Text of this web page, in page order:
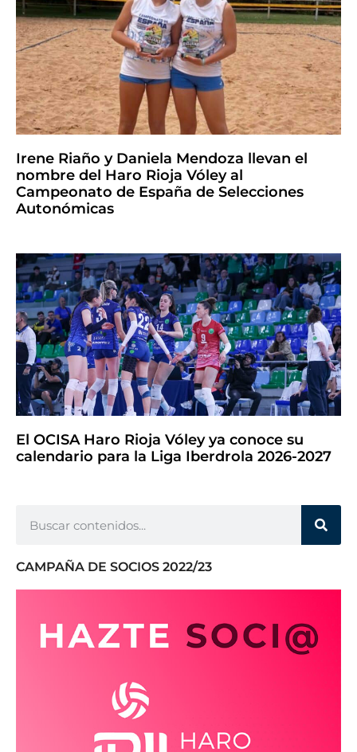
Irene Riaño y Daniela Mendoza llevan el
nombre del Haro Rioja Vóley al
Campeonato de España de Selecciones
Autonómicas
El OCISA Haro Rioja Vóley ya conoce su
calendario para la Liga Iberdrola 2026-2027
CAMPAÑA DE SOCIOS 2022/23